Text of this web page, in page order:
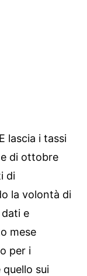
lascia i tassi
di ottobre
di
la volontà di
e
mese
per i
quello sui